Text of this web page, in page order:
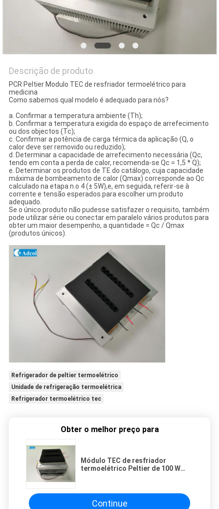
Descrição de produto
PCR Peltier Modulo TEC de resfriador termoelétrico para
medicina
Como sabemos qual modelo é adequado para nós?
a. Confirmar a temperatura ambiente (Th);
b. Confirmar a temperatura exigida do espaço de arrefecimento
ou dos objectos (Tc);
c. Confirmar a potência de carga térmica da aplicação (Q, o
calor deve ser removido ou reduzido);
d. Determinar a capacidade de arrefecimento necessária (Qc,
tendo em conta a perda de calor, recomenda-se Qc = 1,5 * Q);
e. Determinar os produtos de TE do catálogo, cuja capacidade
máxima de bombeamento de calor (Qmax) corresponde ao Qc
calculado na etapa n.o 4 (± 5W),e, em seguida, referir-se à
corrente e tensão esperados para escolher um produto
adequado.
Se o único produto não pudesse satisfazer o requisito, também
pode utilizar série ou conectar em paralelo vários produtos para
obter um maior desempenho, a quantidade = Qc / Qmax
(produtos únicos).
Refrigerador de peltier termoelétrico
Unidade de refrigeração termoelétrica
Refrigerador termoelétrico tec
Obter o melhor preço para
Módulo TEC de resfriador
termoelétrico Peltier de 100 W
Continue